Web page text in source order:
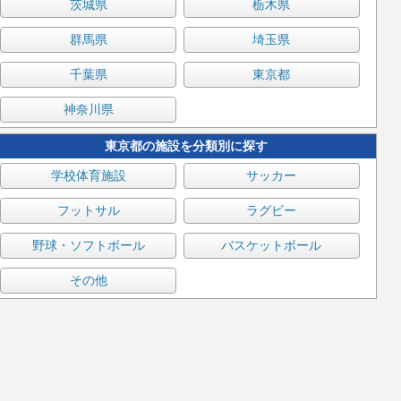
茨城県 栃木県
群馬県 埼玉県
千葉県 東京都
神奈川県
東京都の施設を分類別に探す
学校体育施設 サッカー
フットサル ラグビー
野球・ソフトボール バスケットボール
その他